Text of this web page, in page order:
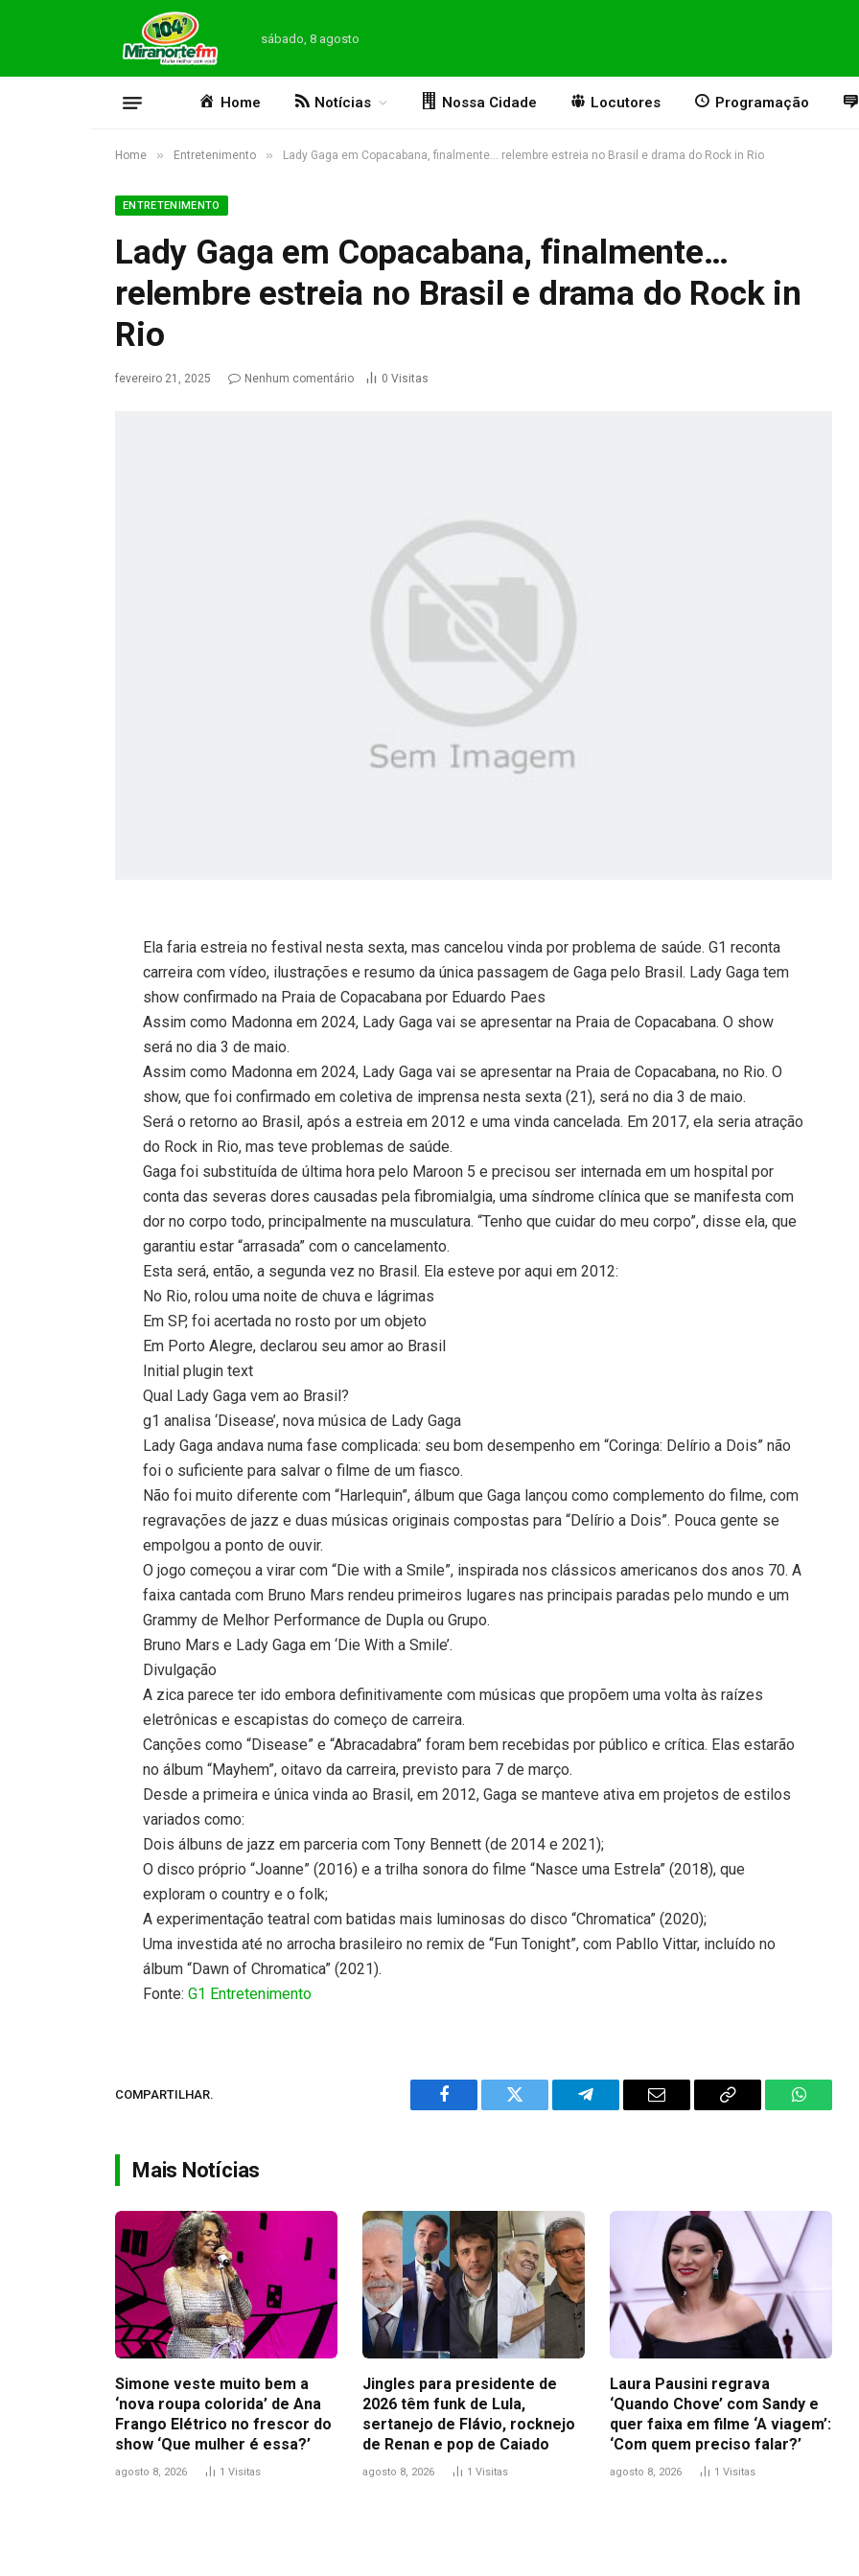
sábado, 8 agosto
Home Notícias Nossa Cidade Locutores Programação
Home » Entretenimento » Lady Gaga em Copacabana, finalmente… relembre estreia no Brasil e drama do Rock in Rio
ENTRETENIMENTO
Lady Gaga em Copacabana, finalmente…
relembre estreia no Brasil e drama do Rock in
Rio
fevereiro 21, 2025 Nenhum comentário 0 Visitas
Ela faria estreia no festival nesta sexta, mas cancelou vinda por problema de saúde. G1 reconta
carreira com vídeo, ilustrações e resumo da única passagem de Gaga pelo Brasil. Lady Gaga tem
show confirmado na Praia de Copacabana por Eduardo Paes
Assim como Madonna em 2024, Lady Gaga vai se apresentar na Praia de Copacabana. O show
será no dia 3 de maio.
Assim como Madonna em 2024, Lady Gaga vai se apresentar na Praia de Copacabana, no Rio. O
show, que foi confirmado em coletiva de imprensa nesta sexta (21), será no dia 3 de maio.
Será o retorno ao Brasil, após a estreia em 2012 e uma vinda cancelada. Em 2017, ela seria atração
do Rock in Rio, mas teve problemas de saúde.
Gaga foi substituída de última hora pelo Maroon 5 e precisou ser internada em um hospital por
conta das severas dores causadas pela fibromialgia, uma síndrome clínica que se manifesta com
dor no corpo todo, principalmente na musculatura. “Tenho que cuidar do meu corpo”, disse ela, que
garantiu estar “arrasada” com o cancelamento.
Esta será, então, a segunda vez no Brasil. Ela esteve por aqui em 2012:
No Rio, rolou uma noite de chuva e lágrimas
Em SP, foi acertada no rosto por um objeto
Em Porto Alegre, declarou seu amor ao Brasil
Initial plugin text
Qual Lady Gaga vem ao Brasil?
g1 analisa ‘Disease’, nova música de Lady Gaga
Lady Gaga andava numa fase complicada: seu bom desempenho em “Coringa: Delírio a Dois” não
foi o suficiente para salvar o filme de um fiasco.
Não foi muito diferente com “Harlequin”, álbum que Gaga lançou como complemento do filme, com
regravações de jazz e duas músicas originais compostas para “Delírio a Dois”. Pouca gente se
empolgou a ponto de ouvir.
O jogo começou a virar com “Die with a Smile”, inspirada nos clássicos americanos dos anos 70. A
faixa cantada com Bruno Mars rendeu primeiros lugares nas principais paradas pelo mundo e um
Grammy de Melhor Performance de Dupla ou Grupo.
Bruno Mars e Lady Gaga em ‘Die With a Smile’.
Divulgação
A zica parece ter ido embora definitivamente com músicas que propõem uma volta às raízes
eletrônicas e escapistas do começo de carreira.
Canções como “Disease” e “Abracadabra” foram bem recebidas por público e crítica. Elas estarão
no álbum “Mayhem”, oitavo da carreira, previsto para 7 de março.
Desde a primeira e única vinda ao Brasil, em 2012, Gaga se manteve ativa em projetos de estilos
variados como:
Dois álbuns de jazz em parceria com Tony Bennett (de 2014 e 2021);
O disco próprio “Joanne” (2016) e a trilha sonora do filme “Nasce uma Estrela” (2018), que
exploram o country e o folk;
A experimentação teatral com batidas mais luminosas do disco “Chromatica” (2020);
Uma investida até no arrocha brasileiro no remix de “Fun Tonight”, com Pabllo Vittar, incluído no
álbum “Dawn of Chromatica” (2021).
Fonte:G1 Entretenimento
COMPARTILHAR.
Facebook Twitter Telegram Email
Copy
Mais Notícias
Simone veste muito bem a
‘nova roupa colorida’ de Ana
Frango Elétrico no frescor do
show ‘Que mulher é essa?’
agosto 8, 2026 1 Visitas
Jingles para presidente de
2026 têm funk de Lula,
sertanejo de Flávio, rocknejo
de Renan e pop de Caiado
agosto 8, 2026 1 Visitas
Laura Pausini regrava
‘Quando Chove’ com Sandy e
quer faixa em filme ‘A viagem’:
‘Com quem preciso falar?’
agosto 8, 2026 1 Visitas